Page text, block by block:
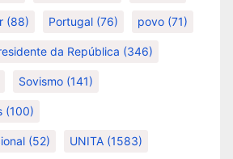
(88) Portugal (76) povo (71)
da República (346)
Sovismo (141)
(100)
(52) UNITA (1583)